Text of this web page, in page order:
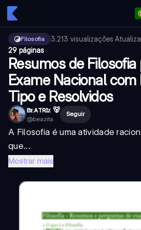
Filosofia 3.213 visualizações·
29 páginas
Resumos de Filosofia
Exame Nacional
Tipo e Resolvidos
ʙᴇᴀᴛʀɪᴢ 🐻
@beazita
Seguir
A Filosofia é uma atividade
que...
Mostrar mais